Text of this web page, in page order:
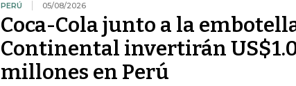
PERÚ 05/08/2026
Coca-Cola junto a la
Continental invertirán
millones en Perú